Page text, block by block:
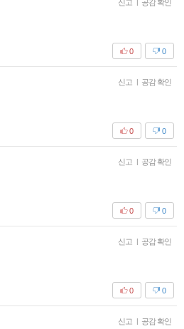
신고 | 공감 확인
0
0
신고 | 공감 확인
0
0
신고 | 공감 확인
0
0
신고 | 공감 확인
0
0
신고 | 공감 확인